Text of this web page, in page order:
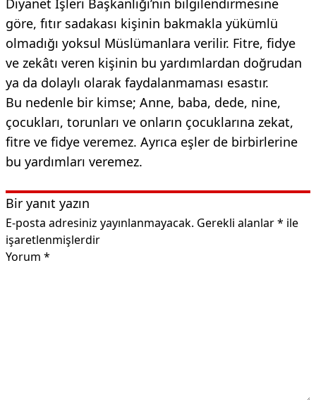
göre, fıtır sadakası kişinin bakmakla yükümlü
olmadığı yoksul Müslümanlara verilir. Fitre, fidye
ve zekâtı veren kişinin bu yardımlardan doğrudan
ya da dolaylı olarak faydalanmaması esastır.
Bu nedenle bir kimse; Anne, baba, dede, nine,
çocukları, torunları ve onların çocuklarına zekat,
fitre ve fidye veremez. Ayrıca eşler de birbirlerine
bu yardımları veremez.
Bir yanıt yazın
E-posta adresiniz yayınlanmayacak. Gerekli alanlar* ile
işaretlenmişlerdir
Yorum *